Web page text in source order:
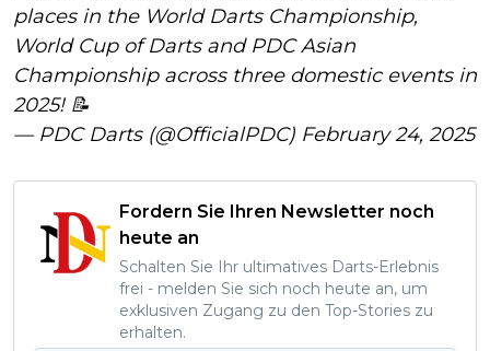
places in the World Darts Championship,
World Cup of Darts and PDC Asian
Championship across three domestic events in
2025! 📝
— PDC Darts (@OfficialPDC) February 24, 2025
Fordern Sie Ihren Newsletter noch
heute an
Schalten Sie Ihr ultimatives Darts-Erlebnis
frei - melden Sie sich noch heute an, um
exklusiven Zugang zu den Top-Stories zu
erhalten.